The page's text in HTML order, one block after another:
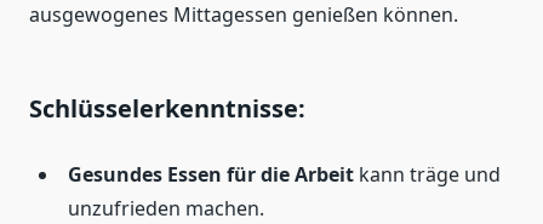
ausgewogenes Mittagessen genießen können.
Schlüsselerkenntnisse:
Gesundes Essen für die Arbeit kann träge und
unzufrieden machen.